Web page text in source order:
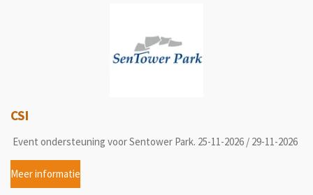
CSI
Event ondersteuning voor Sentower Park. 25-11-2026 / 29-11-2026
Meer informatie